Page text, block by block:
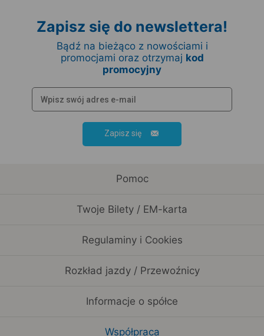
Zapisz się do newslettera!
Bądź na bieżąco z nowościami i
promocjami oraz otrzymaj kod
promocyjny
Zapisz się
Pomoc
Twoje Bilety / EM-karta
Regulaminy i Cookies
Rozkład jazdy / Przewoźnicy
Informacje o spółce
Współpraca